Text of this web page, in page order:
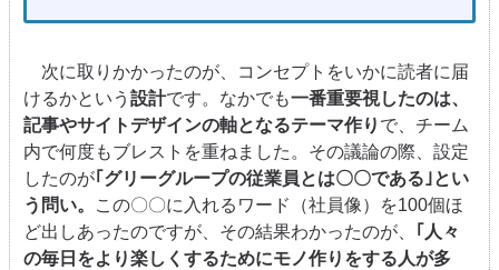
次に取りかかったのが、コンセプトをいかに読者に届
けるかという 設計です。なかでも一番重要視したのは、
記事やサイトデザインの軸となるテーマ作り で、チーム
内で何度もブレストを重ねました。その議論の際、設定
したのが｢グリーグループの従業員とは〇〇である｣とい
う問い。
この〇〇に入れるワード（社員像）を100個ほ
ど出しあったのですが、その結果わかったのが、
｢人々
の毎日をより楽しくするためにモノ作りをする人が多